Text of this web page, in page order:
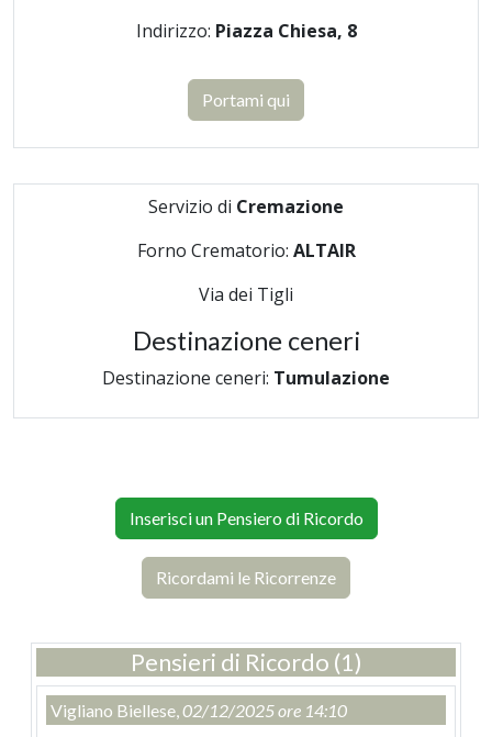
Indirizzo: Piazza Chiesa, 8
Portami qui
Servizio di Cremazione
Forno Crematorio: ALTAIR
Via dei Tigli
Destinazione ceneri
Destinazione ceneri: Tumulazione
Inserisci un Pensiero di Ricordo
Ricordami le Ricorrenze
Pensieri di Ricordo (1)
Vigliano Biellese, 02/12/2025 ore 14:10